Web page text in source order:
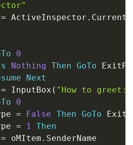
= ActiveInspector .
0
Nothing Then GoTo
Next
= InputBox ( "How to greet:"
0
= False Then GoTo
= 1 Then
= oMItem .